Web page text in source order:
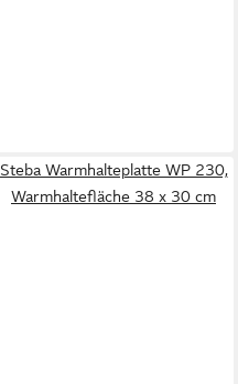
Steba Warmhalteplatte WP 230,
Warmhaltefläche 38 x 30 cm